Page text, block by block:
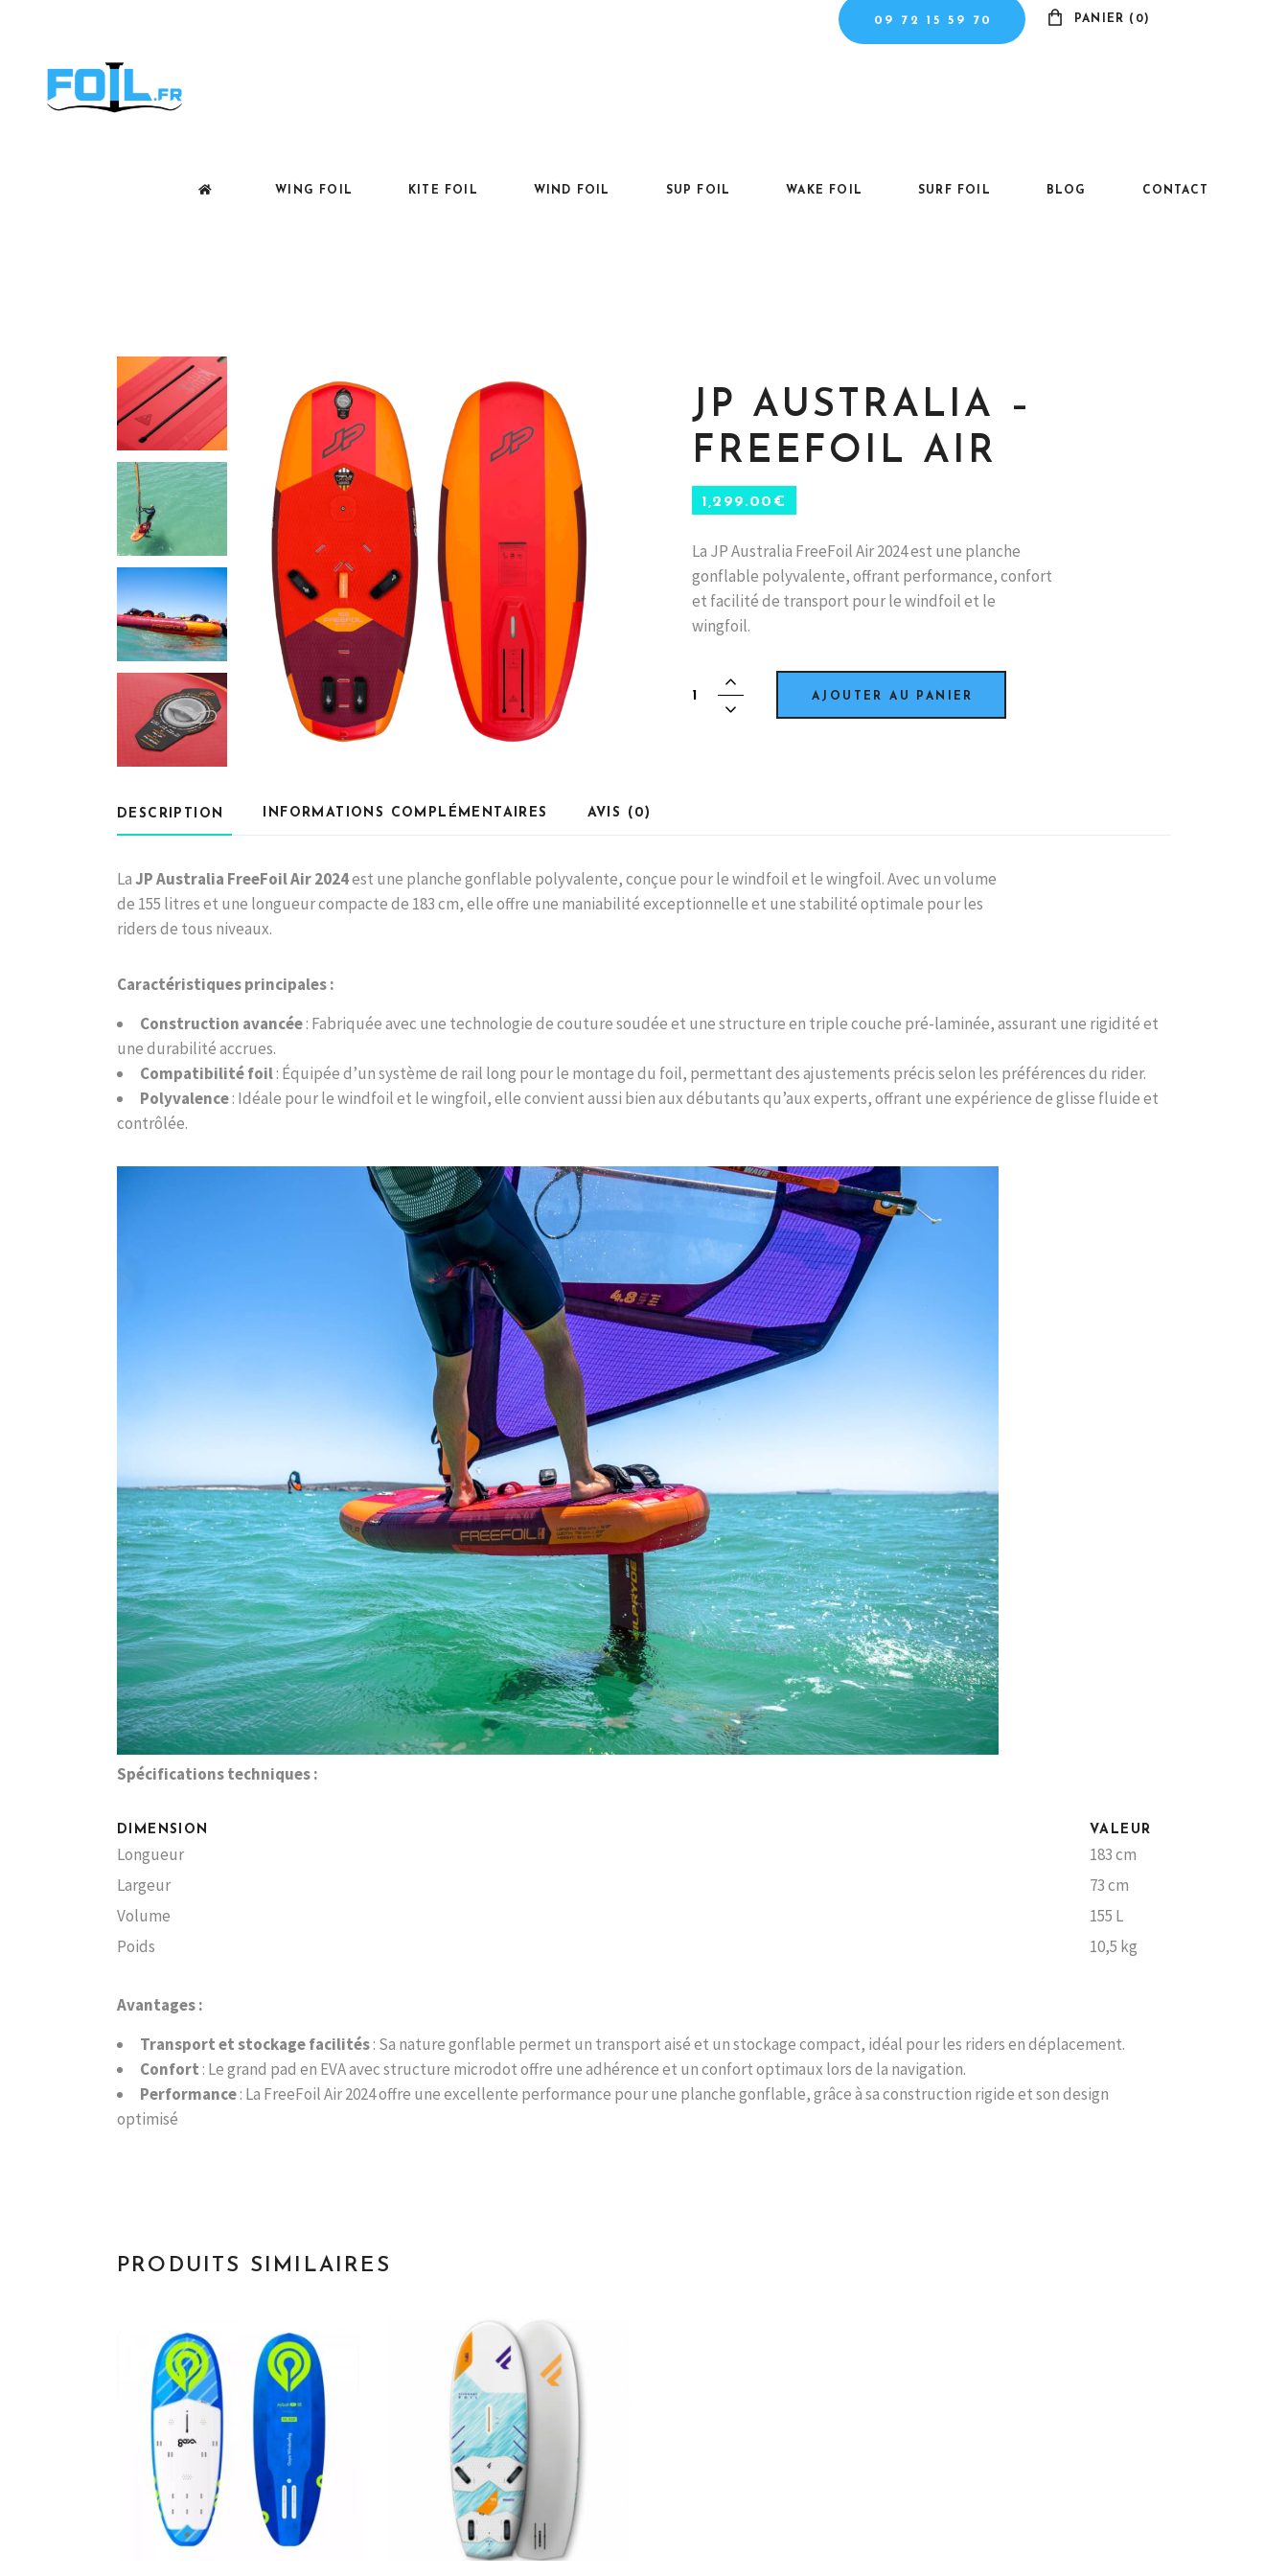
09 72 15 59 70 PANIER (0)
WING FOIL KITE FOIL WIND FOIL SUP FOIL WAKE FOIL SURF FOIL BLOG CONTACT
JP AUSTRALIA –
FREEFOIL AIR
1,299.00 €
La JP Australia FreeFoil Air 2024 est une planche
gonflable polyvalente, offrant performance, confort
et facilité de transport pour le windfoil et le
wingfoil.
AUSTRALIA
AJOUTER AU PANIER
DESCRIPTION INFORMATIONS COMPLÉMENTAIRES AVIS (0)
LaJP Australia FreeFoil Air 2024est une planche gonflable polyvalente, conçue pour le windfoil et le wingfoil. Avec un volume
de 155 litres et une longueur compacte de 183 cm, elle offre une maniabilité exceptionnelle et une stabilité optimale pour les
riders de tous niveaux.
Caractéristiques principales :
Construction avancée: Fabriquée avec une technologie de couture soudée et une structure en triple couche pré-laminée, assurant une rigidité et
une durabilité accrues.
Compatibilité foil: Équipée d’un système de rail long pour le montage du foil, permettant des ajustements précis selon les préférences du rider.
Polyvalence: Idéale pour le windfoil et le wingfoil, elle convient aussi bien aux débutants qu’aux experts, offrant une expérience de glisse fluide et
contrôlée.
Spécifications techniques :
DIMENSION VALEUR
Longueur
183 cm
Largeur
73 cm
Volume
155 L
Poids
10,5 kg
Avantages :
Transport et stockage facilités: Sa nature gonflable permet un transport aisé et un stockage compact, idéal pour les riders en déplacement.
Confort: Le grand pad en EVA avec structure microdot offre une adhérence et un confort optimaux lors de la navigation.
Performance: La FreeFoil Air 2024 offre une excellente performance pour une planche gonflable, grâce à sa construction rigide et son design
optimisé
PRODUITS SIMILAIRES